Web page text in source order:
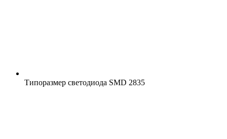
Типоразмер светодиода SMD 2835